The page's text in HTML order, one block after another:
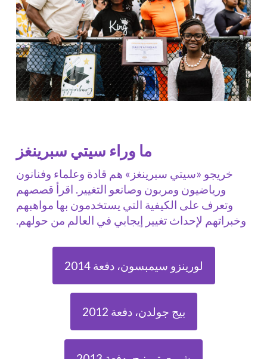
ما وراء سيتي سبرينغز
خريجو «سيتي سبرينغز» هم قادة وعلماء وفنانون
ورياضيون ومربون وصانعو التغيير. اقرأ قصصهم
وتعرف على الكيفية التي يستخدمون بها مواهبهم
وخبراتهم لإحداث تغيير إيجابي في العالم من حولهم.
لورينزو سيمبسون، دفعة 2014
بيج جولدن، دفعة 2012